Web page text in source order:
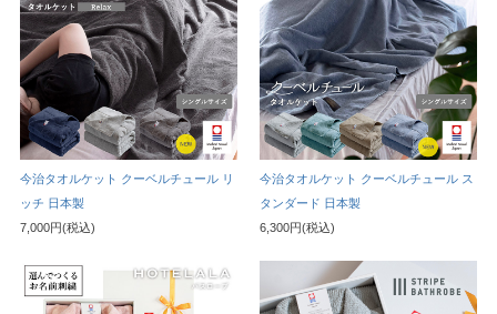
今治タオルケット クーベルチュール リ
ッチ 日本製
7,000円(税込)
今治タオルケット クーベルチュール ス
タンダード 日本製
6,300円(税込)